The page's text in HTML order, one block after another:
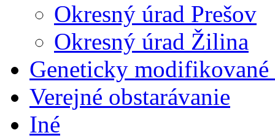
Okresný úrad Prešov
Okresný úrad Žilina
Geneticky
Verejné obstarávanie
Iné